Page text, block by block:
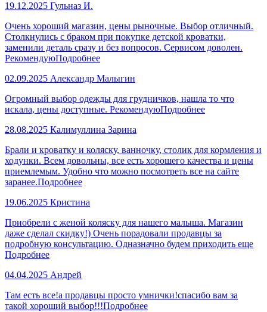
19.12.2025 Гульназ И.
Очень хороший магазин, цены рыночные. Выбор отличный.
Столкнулись с браком при покупке детской кроватки,
заменили деталь сразу и без вопросов. Сервисом доволен.
РекомендуюПодробнее
02.09.2025 Александр Малыгин
Огромный выбор одежды для грудничков, нашла то что
искала, цены доступные. РекомендуюПодробнее
28.08.2025 Калимуллина Зарина
Брали и кроватку и коляску, ванночку, столик для кормления и
ходунки. Всем довольны, все есть хорошего качества и цены
приемлемым. Удобно что можно посмотреть все на сайте
заранее.Подробнее
19.06.2025 Кристина
Приобрели с женой коляску для нашего малыша. Магазин
даже сделал скидку!) Очень порадовали продавцы за
подробную консультацию. Одназначно будем приходить еще
Подробнее
04.04.2025 Андрей
Там есть все!а продавцы просто умнички!спасибо вам за
такой хороший выбор!!!Подробнее